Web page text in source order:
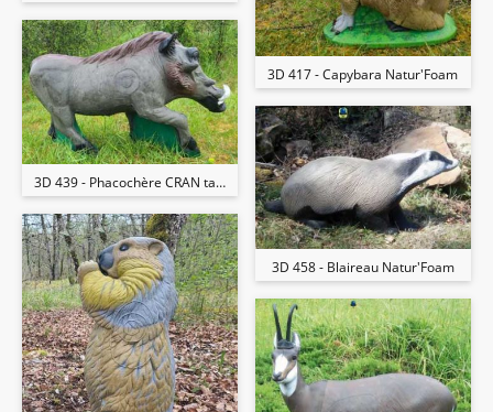
3D 439 - Phacochère CRAN target
3D 417 - Capybara Natur'Foam
3D 458 - Blaireau Natur'Foam